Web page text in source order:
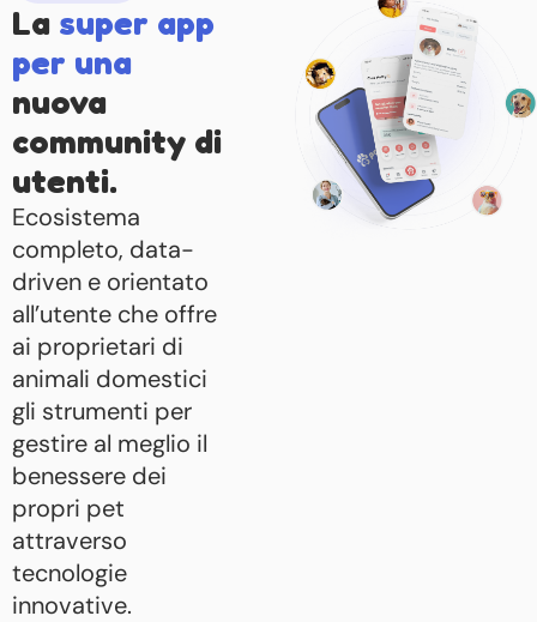
La super app
per una
nuova
community di
utenti.
Ecosistema
completo, data-
driven e orientato
all’utente che offre
ai proprietari di
animali domestici
gli strumenti per
gestire al meglio il
benessere dei
propri pet
attraverso
tecnologie
innovative.